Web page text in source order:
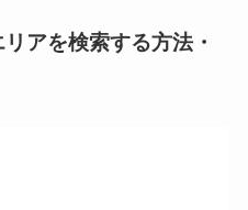
アを検索する方法・